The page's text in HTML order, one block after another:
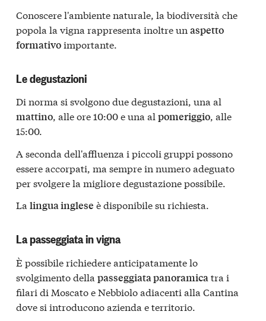
Conoscere l'ambiente naturale, la biodiversità che
popola la vigna rappresenta inoltre un aspetto
formativoimportante.
Le degustazioni
Di norma si svolgono due degustazioni, una al
mattino, alle ore 10:00 e una al pomeriggio, alle
15:00.
A seconda dell'affluenza i piccoli gruppi possono
essere accorpati, ma sempre in numero adeguato
per svolgere la migliore degustazione possibile.
La lingua inglese è disponibile su richiesta.
La passeggiata in vigna
È possibile richiedere anticipatamente lo
svolgimento della passeggiatapanoramica tra i
filari di Moscato e Nebbiolo adiacenti alla Cantina
dove si introducono azienda e territorio.